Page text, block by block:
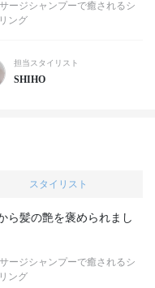
ージシャンプーで癒されるシ
ング
担当スタイリスト
SHIHO
スタイリスト
ら髪の艶を褒められまし
ージシャンプーで癒されるシ
ング